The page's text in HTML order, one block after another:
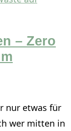
– Zero
nur etwas für
wer mitten in